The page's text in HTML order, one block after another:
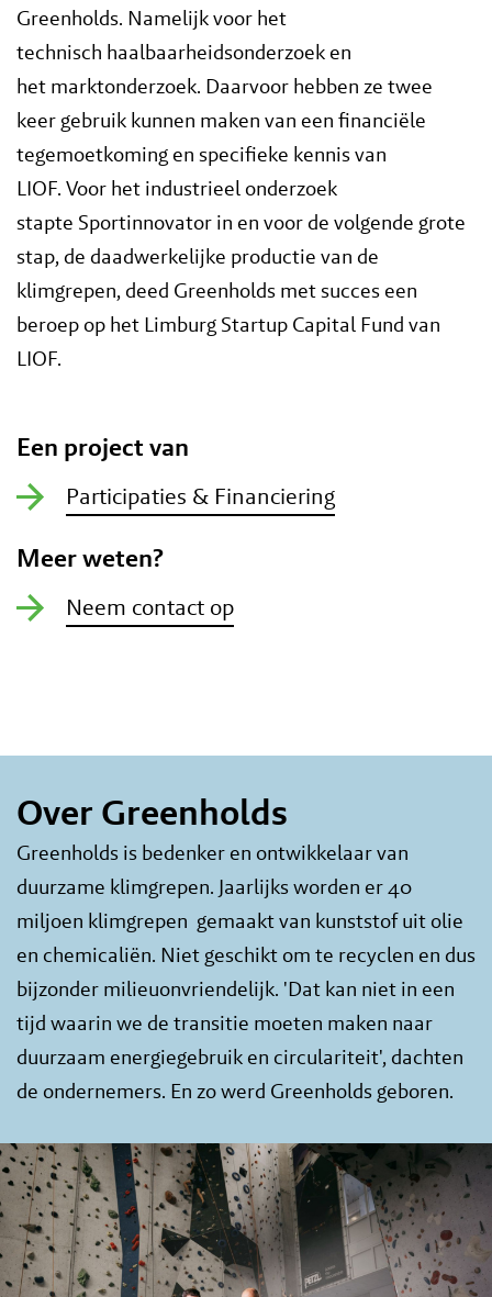
Greenholds. Namelijk voor het
technisch haalbaarheidsonderzoek en
het marktonderzoek. Daarvoor hebben ze twee
keer gebruik kunnen maken van een financiële
tegemoetkoming en specifieke kennis van
LIOF. Voor het industrieel onderzoek
stapte Sportinnovator in en voor de volgende grote
stap, de daadwerkelijke productie van de
klimgrepen, deed Greenholds met succes een
beroep op het Limburg Startup Capital Fund van
LIOF.
Een project van
Participaties & Financiering
Meer weten?
Neem contact op
Over Greenholds
Greenholds is bedenker en ontwikkelaar van
duurzame klimgrepen. Jaarlijks worden er 40
miljoen klimgrepen gemaakt van kunststof uit olie
en chemicaliën. Niet geschikt om te recyclen en dus
bijzonder milieuonvriendelijk. 'Dat kan niet in een
tijd waarin we de transitie moeten maken naar
duurzaam energiegebruik en circulariteit', dachten
de ondernemers. En zo werd Greenholds geboren.